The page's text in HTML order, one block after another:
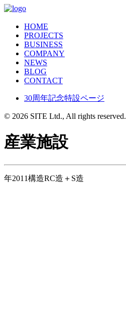
HOME
PROJECTS
BUSINESS
COMPANY
NEWS
BLOG
CONTACT
30周年記念特設ページ
© 2026 SITE Ltd., All rights reserved.
産業施設
年2011構造RC造＋S造